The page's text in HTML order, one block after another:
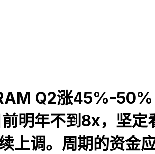
Q2涨45%-
明年不到8x，坚
调。周期的资金